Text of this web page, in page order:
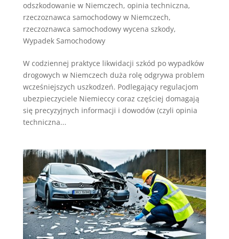
odszkodowanie w Niemczech, opinia techniczna,
rzeczoznawca samochodowy w Niemczech,
rzeczoznawca samochodowy wycena szkody,
Wypadek Samochodowy
W codziennej praktyce likwidacji szkód po wypadków
drogowych w Niemczech duża rolę odgrywa problem
wcześniejszych uszkodzeń. Podlegający regulacjom
ubezpieczyciele Niemieccy coraz częściej domagają
się precyzyjnych informacji i dowodów (czyli opinia
techniczna...